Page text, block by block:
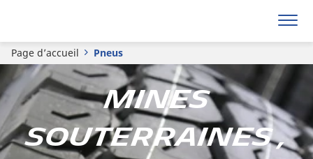
Page d’accueil Pneus
Mines
souterraines ,